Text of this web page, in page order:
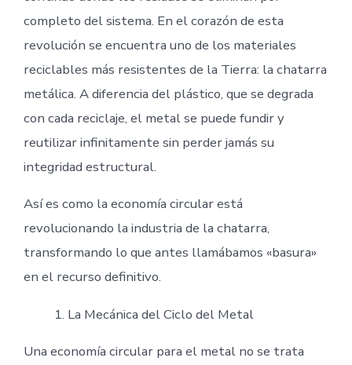
completo del sistema. En el corazón de esta
revolución se encuentra uno de los materiales
reciclables más resistentes de la Tierra: la chatarra
metálica. A diferencia del plástico, que se degrada
con cada reciclaje, el metal se puede fundir y
reutilizar infinitamente sin perder jamás su
integridad estructural.
Así es como la economía circular está
revolucionando la industria de la chatarra,
transformando lo que antes llamábamos «basura»
en el recurso definitivo.
La Mecánica del Ciclo del Metal
Una economía circular para el metal no se trata